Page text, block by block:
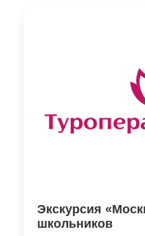
Экскурсия
школьников